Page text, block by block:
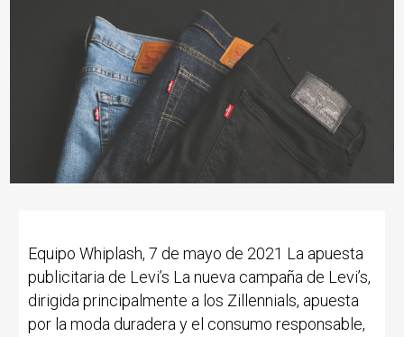
Equipo Whiplash, 7 de mayo de 2021 La apuesta
publicitaria de Levi’s La nueva campaña de Levi’s,
dirigida principalmente a los Zillennials, apuesta
por la moda duradera y el consumo responsable,